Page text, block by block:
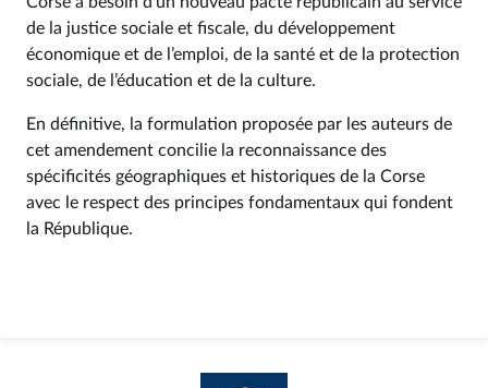
de la justice sociale et fiscale, du développement
économique et de l’emploi, de la santé et de la protection
sociale, de l’éducation et de la culture.
En définitive, la formulation proposée par les auteurs de
cet amendement concilie la reconnaissance des
spécificités géographiques et historiques de la Corse
avec le respect des principes fondamentaux qui fondent
la République.